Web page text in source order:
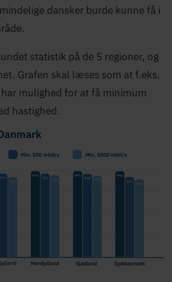
dansker burde kunne få i
statistik på de 5 regioner, og
Grafen skal læses som at f.eks.
mulighed for at få minimum
hastighed.